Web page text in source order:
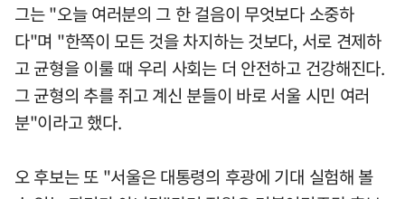
그는 "오늘 여러분의 그 한 걸음이 무엇보다 소중하
다"며 "한쪽이 모든 것을 차지하는 것보다, 서로 견제하
고 균형을 이룰 때 우리 사회는 더 안전하고 건강해진다.
그 균형의 추를 쥐고 계신 분들이 바로 서울 시민 여러
분"이라고 했다.
오 후보는 또 "서울은 대통령의 후광에 기대 실험해 볼